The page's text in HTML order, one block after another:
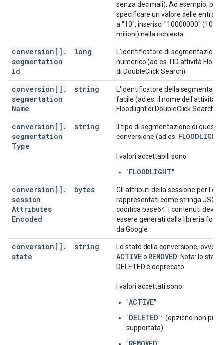
senza decimali). Ad esempio, per
specificare un valore delle
a "10", inserisci "10000000" (10
milioni) nella richiesta.
conversion[] .
segmentation
Id
long
L'identificatore di segmentazione
numerico (ad es. l'ID attività
di DoubleClick Search).
conversion[] .
segmentation
Name
string
L'identificatore della
facile (ad es. il nome dell'attività
Floodlight di DoubleClick Search).
conversion[] .
segmentation
Type
string
Il tipo di segmentazione di questa
conversione (ad es. FLOODLIGHT
I valori accettabili sono:
"FLOODLIGHT"
conversion[] .
session
Attributes
Encoded
bytes
Gli attributi della sessione per
rappresentati come stringa
codifica base64. I contenuti
essere generati dalla libreria
da Google.
conversion[] .
state
string Lo stato della conversione, ovvero
ACTIVEo REMOVED . Nota: lo stato
DELETED è deprecato.
I valori accettati sono:
"ACTIVE"
"DELETED": (opzione non più
supportata)